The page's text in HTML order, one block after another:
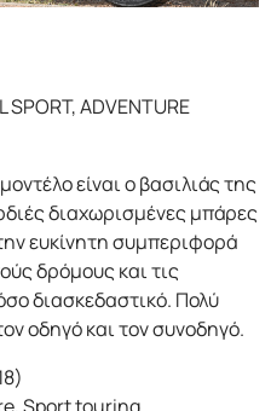
SPORT, ADVENTURE
είναι ο βασιλιάς της
διαχωρισμένες μπάρες
ευκίνητη συμπεριφορά
δρόμους και τις
διασκεδαστικό. Πολύ
οδηγό και τον συνοδηγό.